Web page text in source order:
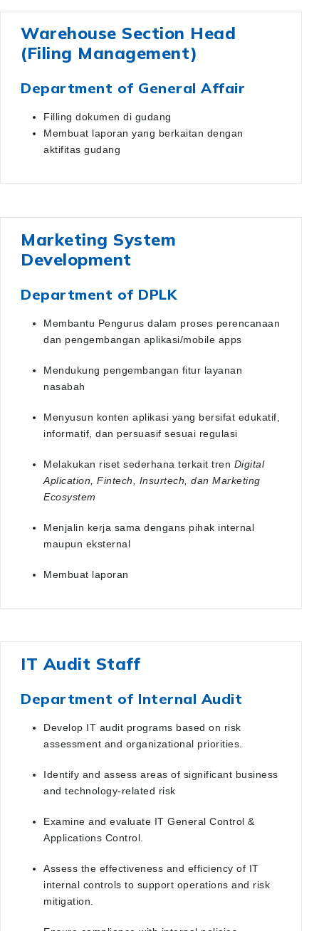
Warehouse Section Head
(Filing Management)
Department of General Affair
Filling dokumen di gudang
Membuat laporan yang berkaitan dengan
aktifitas gudang
Marketing System
Development
Department of DPLK
Membantu Pengurus dalam proses perencanaan
dan pengembangan aplikasi/mobile apps
Mendukung pengembangan fitur layanan
nasabah
Menyusun konten aplikasi yang bersifat edukatif,
informatif, dan persuasif sesuai regulasi
Melakukan riset sederhana terkait tren Digital
Aplication, Fintech, Insurtech, dan Marketing
Ecosystem
Menjalin kerja sama dengans pihak internal
maupun eksternal
Membuat laporan
IT Audit Staff
Department of Internal Audit
Develop IT audit programs based on risk
assessment and organizational priorities.
Identify and assess areas of significant business
and technology-related risk
Examine and evaluate IT General Control &
Applications Control.
Assess the effectiveness and efficiency of IT
internal controls to support operations and risk
mitigation.